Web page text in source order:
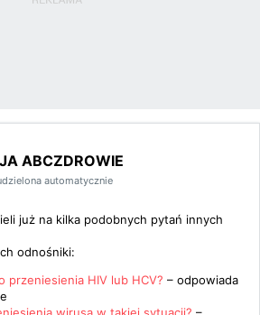
ABCZDROWIE
automatycznie
już na kilka podobnych pytań innych
odnośniki:
przeniesienia HIV lub HCV? – odpowiada